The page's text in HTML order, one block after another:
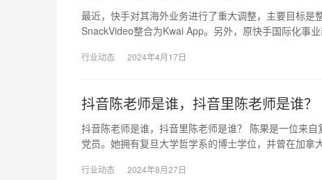
最近，快手对其海外业务进行了重大调整，主要目标
SnackVideo整合为Kwai App。另外，原快手国际化事
行业动态 2024年4月17日
抖音陈老师是谁，抖音里陈老师是谁？
抖音陈老师是谁，抖音里陈老师是谁？ 陈果是一位来
党员。她拥有复旦大学哲学系的博士学位，并曾在加拿
行业动态 2024年8月27日